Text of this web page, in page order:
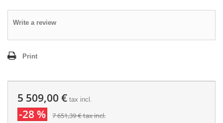
Write a review
Print
5 509,00 € tax incl.
-28 % 7 651,39 €tax incl.